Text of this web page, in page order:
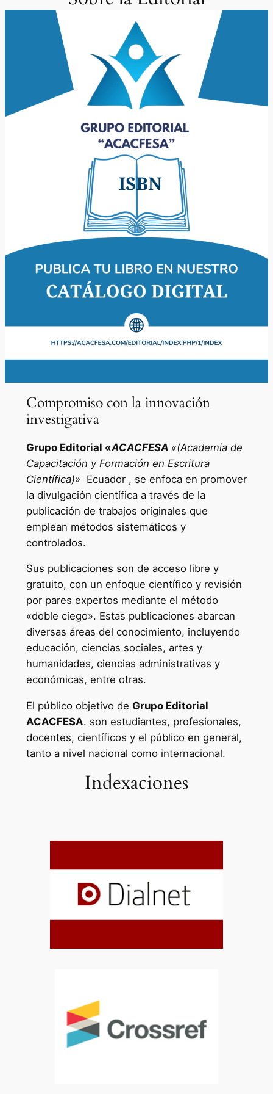
Compromiso con la innovación
investigativa
Grupo Editorial «ACACFESA «(Academia de
Capacitación y Formación en Escritura
Científica)» Ecuador , se enfoca en promover
la divulgación científica a través de la
publicación de trabajos originales que
emplean métodos sistemáticos y
controlados.
Sus publicaciones son de acceso libre y
gratuito, con un enfoque científico y revisión
por pares expertos mediante el método
«doble ciego». Estas publicaciones abarcan
diversas áreas del conocimiento, incluyendo
educación, ciencias sociales, artes y
humanidades, ciencias administrativas y
económicas, entre otras.
El público objetivo de Grupo Editorial
ACACFESA. son estudiantes, profesionales,
docentes, científicos y el público en general,
tanto a nivel nacional como internacional.
Indexaciones